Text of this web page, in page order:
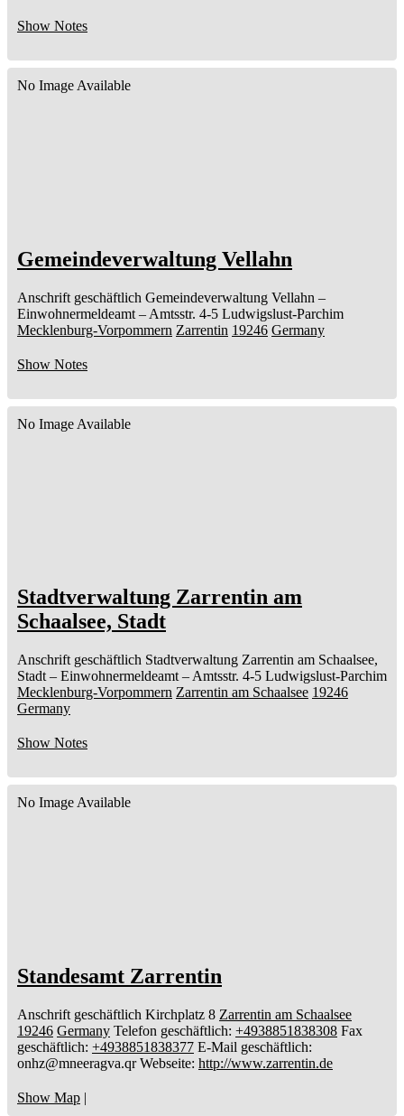
Show Notes
No Image Available
Gemeindeverwaltung Vellahn
Anschrift geschäftlich Gemeindeverwaltung Vellahn –
Einwohnermeldeamt – Amtsstr. 4-5 Ludwigslust-Parchim
Mecklenburg-Vorpommern Zarrentin 19246 Germany
Show Notes
No Image Available
Stadtverwaltung Zarrentin am
Schaalsee, Stadt
Anschrift geschäftlich Stadtverwaltung Zarrentin am Schaalsee,
Stadt – Einwohnermeldeamt – Amtsstr. 4-5 Ludwigslust-Parchim
Mecklenburg-Vorpommern Zarrentin am Schaalsee 19246
Germany
Show Notes
No Image Available
Standesamt Zarrentin
Anschrift geschäftlich Kirchplatz 8 Zarrentin am Schaalsee
19246 Germany Telefon geschäftlich: +4938851838308 Fax
geschäftlich: +4938851838377 E-Mail geschäftlich:
onhz@mneeragva.qr Webseite: http://www.zarrentin.de
Show Map |